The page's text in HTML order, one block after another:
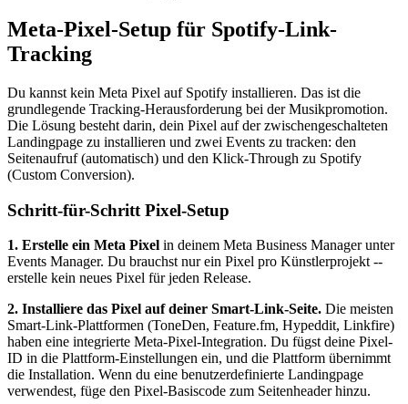
Meta-Pixel-Setup für Spotify-Link-
Tracking
Du kannst kein Meta Pixel auf Spotify installieren. Das ist die
grundlegende Tracking-Herausforderung bei der Musikpromotion.
Die Lösung besteht darin, dein Pixel auf der zwischengeschalteten
Landingpage zu installieren und zwei Events zu tracken: den
Seitenaufruf (automatisch) und den Klick-Through zu Spotify
(Custom Conversion).
Schritt-für-Schritt Pixel-Setup
1. Erstelle ein Meta Pixel in deinem Meta Business Manager unter
Events Manager. Du brauchst nur ein Pixel pro Künstlerprojekt --
erstelle kein neues Pixel für jeden Release.
2. Installiere das Pixel auf deiner Smart-Link-Seite. Die meisten
Smart-Link-Plattformen (ToneDen, Feature.fm, Hypeddit, Linkfire)
haben eine integrierte Meta-Pixel-Integration. Du fügst deine Pixel-
ID in die Plattform-Einstellungen ein, und die Plattform übernimmt
die Installation. Wenn du eine benutzerdefinierte Landingpage
verwendest, füge den Pixel-Basiscode zum Seitenheader hinzu.